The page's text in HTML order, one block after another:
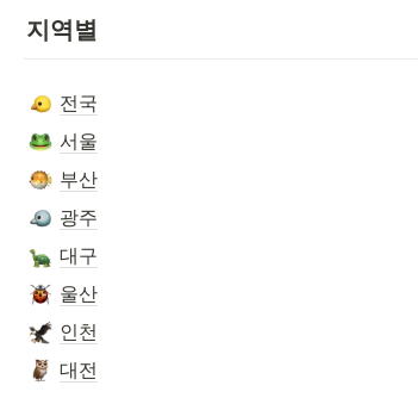
지역별
전국
서울
부산
광주
대구
울산
인천
대전